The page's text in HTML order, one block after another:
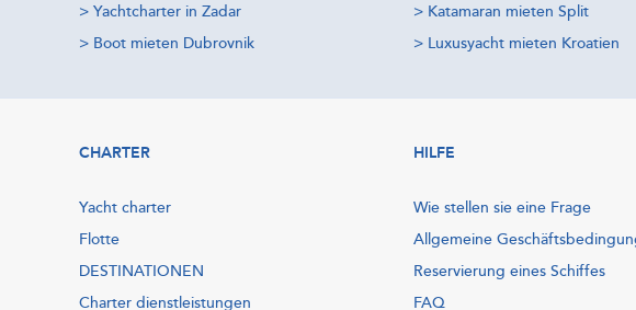
> Yachtcharter in Zadar
> Boot mieten Dubrovnik
> Katamaran mieten Split
> Luxusyacht mieten Kroatien
CHARTER
Yacht charter
Flotte
DESTINATIONEN
Charter dienstleistungen
HILFE
Wie stellen sie eine Frage
Allgemeine
Reservierung eines Schiffes
FAQ